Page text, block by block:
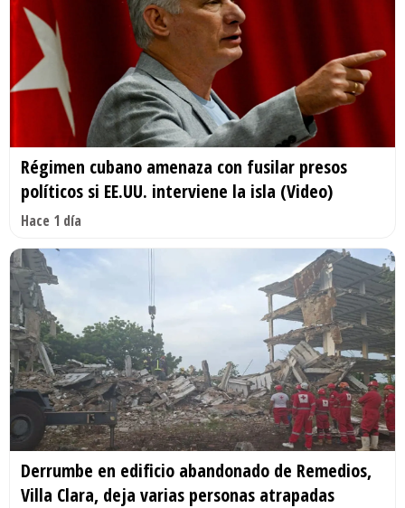
Régimen cubano amenaza con fusilar presos
políticos si EE.UU. interviene la isla (Video)
Hace 1 día
Derrumbe en edificio abandonado de Remedios,
Villa Clara, deja varias personas atrapadas